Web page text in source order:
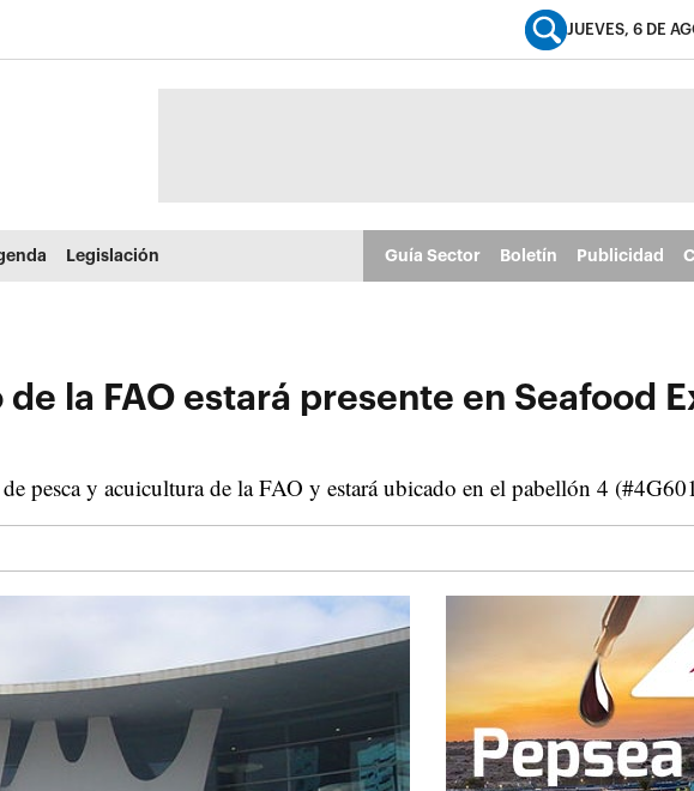
JUEVES, 6 DE
Legislación Guía Sector Boletín Publicidad
la FAO estará presente en Seafood
pesca y acuicultura de la FAO y estará ubicado en el pabellón 4